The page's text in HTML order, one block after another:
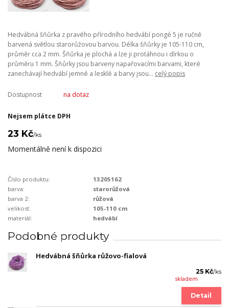
Hedvábná šňůrka z pravého přírodního hedvábí pongé 5 je ručně
barvená světlou starorůžovou barvou. Délka šňůrky je 105-110 cm,
průměr cca 2 mm. Šňůrka je plochá a lze ji protáhnou i dírkou o
průměru 1 mm. Šňůrky jsou barveny napařovacími barvami, které
zanechávají hedvábí jemné a lesklé a barvy jsou... celý popis
Dostupnost na dotaz
Nejsem plátce DPH
23 Kč/ks
Momentálně není k dispozici
Číslo produktu:
13205162
barva:
starorůžová
barva 2:
růžová
velikost:
105-110 cm
materiál:
hedvábí
Podobné produkty
Hedvábná šňůrka růžovo-fialová
25 Kč/ks
skladem
Detail